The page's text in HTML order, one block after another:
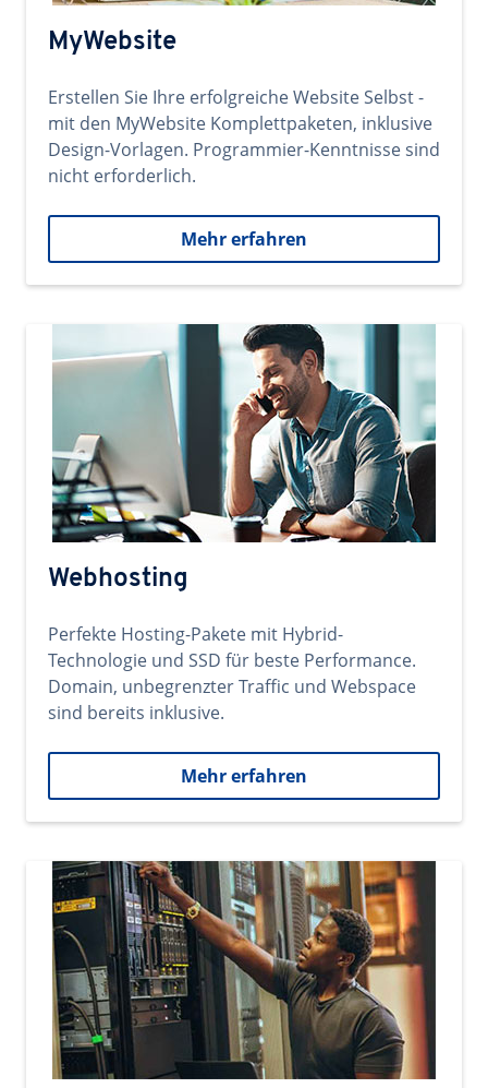
MyWebsite
Erstellen Sie Ihre erfolgreiche Website Selbst -
mit den MyWebsite Komplettpaketen, inklusive
Design-Vorlagen. Programmier-Kenntnisse sind
nicht erforderlich.
Mehr erfahren
Webhosting
Perfekte Hosting-Pakete mit Hybrid-
Technologie und SSD für beste Performance.
Domain, unbegrenzter Traffic und Webspace
sind bereits inklusive.
Mehr erfahren